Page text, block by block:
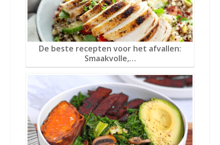
De beste recepten voor het afvallen:
Smaakvolle,…